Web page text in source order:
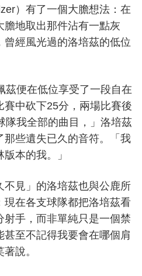
）有了一個大膽想法：在
地取出那件沾有一點灰
曾經風光過的洛培茲的低位
茲便在低位享受了一段自在
賽中砍下25分，兩場比賽後
隊我全部的曲目，」洛培茲
那些遺失已久的音符。「我
本的我。」
不見」的洛培茲也與公鹿所
現在各支球隊都把洛培茲看
手，而非單純只是一個禁
甚至不記得我要會在哪個肩
說。